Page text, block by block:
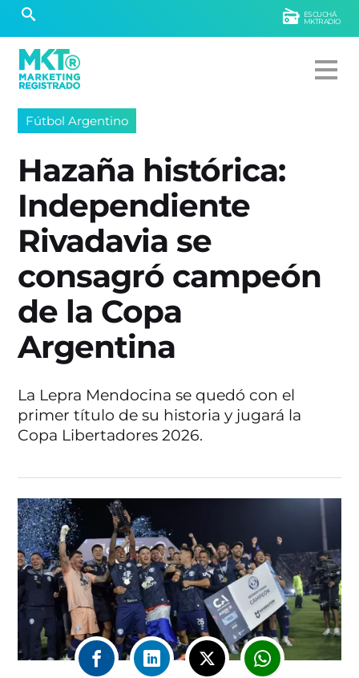
ESCUCHÁ
MKTRADIO
Fútbol Argentino
Hazaña histórica:
Independiente
Rivadavia se
consagró campeón
de la Copa
Argentina
La Lepra Mendocina se quedó con el
primer título de su historia y jugará la
Copa Libertadores 2026.